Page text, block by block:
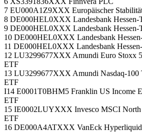
7 EU000A1Z9XXX Europäischer
8 DE000HEL0XXX Landesbank Hessen-
9 DE000HEL0XXX Landesbank Hessen-
10 DE000HEL0XXX Landesbank
11 DE000HEL0XXX Landesbank
12 LU3299677XXX Amundi Euro Stoxx
ETF
13 LU3299677XXX Amundi Nasdaq-100
ETF
I14 E0001T0BHM5 Franklin US Income
ETF
15 IE0002LUYXXX Invesco MSCI North
ETF
16 DE000A4ATXXX VanEck